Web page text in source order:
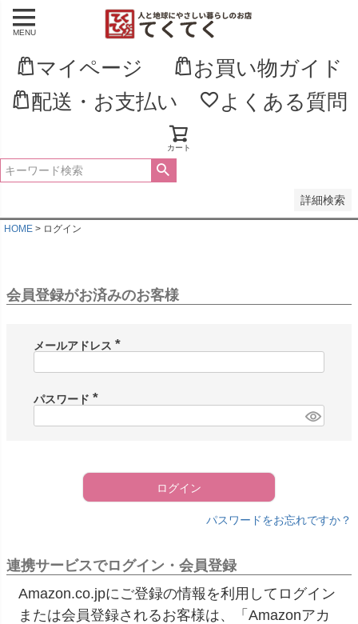
MENU
マイページ
お買い物ガイド
配送・お支払い
よくある質問
カート
詳細検索
新着順
登録順
価格が高い順
優先度順
HOME ログイン
会員登録がお済みのお客様
メールアドレス
パスワード
ログイン
パスワードをお忘れですか？
連携サービスでログイン・会員登録
Amazon.co.jpにご登録の情報を利用してログイン
または会員登録されるお客様は、「Amazonアカ